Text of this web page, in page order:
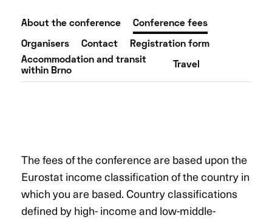
About the conference Conference fees
Organisers Contact
Registration form
Accommodation and transit
within Brno
Travel
The fees of the conference are based upon the
Eurostat income classification of the country in
which you are based. Country classifications
defined by high- income and low-middle-